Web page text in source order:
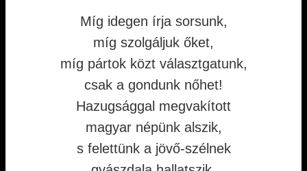
Míg idegen írja sorsunk,
míg szolgáljuk őket,
míg pártok közt választgatunk,
csak a gondunk nőhet!
Hazugsággal megvakított
magyar népünk alszik,
s felettünk a jövő-szélnek